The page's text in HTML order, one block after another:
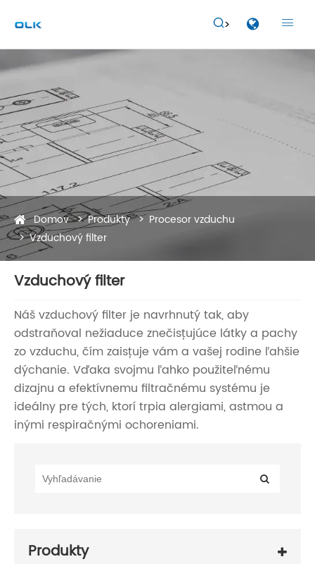
 
Domov Produkty
Procesor vzduchu
Vzduchový filter
Vzduchový filter
Náš vzduchový filter je navrhnutý tak, aby
odstraňoval nežiaduce znečisťujúce látky a pachy
zo vzduchu, čím zaisťuje vám a vašej rodine ľahšie
dýchanie. Vďaka svojmu ľahko použiteľnému
dizajnu a efektívnemu filtračnému systému je
ideálny pre tých, ktorí trpia alergiami, astmou a
inými respiračnými ochoreniami.
Produkty